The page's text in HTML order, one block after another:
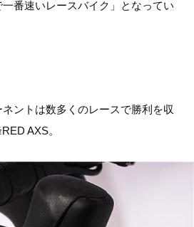
一番速いレースバイク」となってい
ントは数多くのレースで勝利を収
AXS。